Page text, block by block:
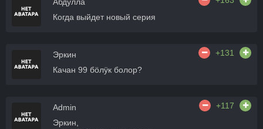
Когда выйдет новый серия
Эркин
+131
Качан 99 бӧлӱк болор?
Admin
+117
Эркин,